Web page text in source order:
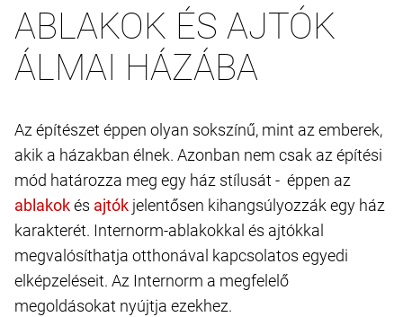
ABLAKOK ÉS AJTÓK
ÁLMAI HÁZÁBA
Az építészet éppen olyan sokszínű, mint az emberek,
akik a házakban élnek. Azonban nem csak az építési
mód határozza meg egy ház stílusát - éppen az
és
jelentősen kihangsúlyozzák egy ház
karakterét. Internorm-ablakokkal és ajtókkal
megvalósíthatja otthonával kapcsolatos egyedi
elképzeléseit. Az Internorm a megfelelő
megoldásokat nyújtja ezekhez.